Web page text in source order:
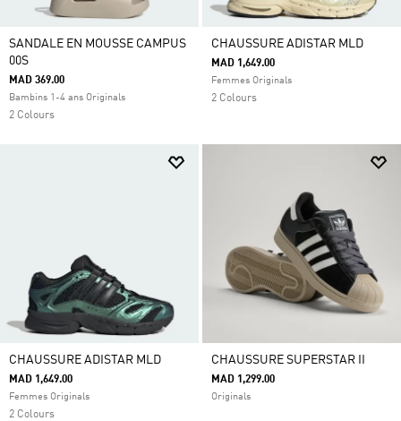
SANDALE EN MOUSSE CAMPUS
00S
MAD 369.00
Bambins 1-4 ans Originals
2 Colours
CHAUSSURE ADISTAR MLD
MAD 1,649.00
Femmes Originals
2 Colours
CHAUSSURE ADISTAR MLD
MAD 1,649.00
Femmes Originals
2 Colours
CHAUSSURE SUPERSTAR II
MAD 1,299.00
Originals